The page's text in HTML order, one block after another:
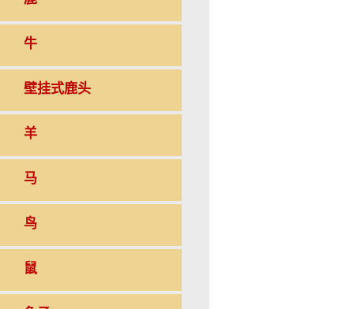
牛
壁挂式鹿头
羊
马
鸟
鼠